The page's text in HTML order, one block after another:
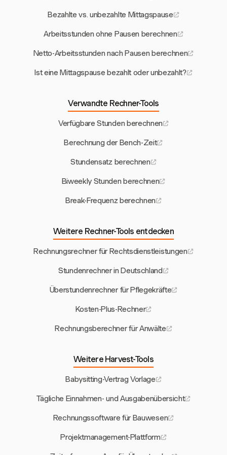
Bezahlte vs. unbezahlte Mittagspause
Arbeitsstunden ohne Pausen berechnen
Netto-Arbeitsstunden nach Pausen berechnen
Ist eine Mittagspause bezahlt oder unbezahlt?
Verwandte Rechner-Tools
Verfügbare Stunden berechnen
Berechnung der Bench-Zeit
Stundensatz berechnen
Biweekly Stunden berechnen
Break-Frequenz berechnen
Weitere Rechner-Tools entdecken
Rechnungsrechner für Rechtsdienstleistungen
Stundenrechner in Deutschland
Überstundenrechner für Pflegekräfte
Kosten-Plus-Rechner
Rechnungsberechner für Anwälte
Weitere Harvest-Tools
Babysitting-Vertrag Vorlage
Tägliche Einnahmen- und Ausgabenübersicht
Rechnungssoftware für Bauwesen
Projektmanagement-Plattform